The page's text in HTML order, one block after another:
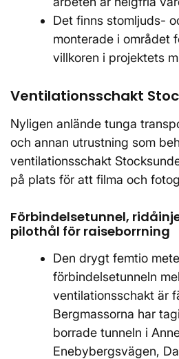
Det finns stomljuds-
monterade i området
villkoren i projektets
Ventilationsschakt
Nyligen anlände tunga
och annan utrustning som
ventilationsschakt
på plats för att filma och
Förbindelsetunnel,
pilothål för raiseborrning
Den drygt femtio
förbindelsetunneln
ventilationsschakt är
Bergmassorna har
borrade tunneln i
Enebybergsvägen,